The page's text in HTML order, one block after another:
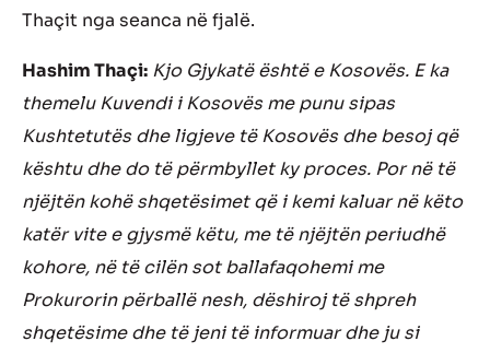
Thaçit nga seanca në fjalë.
Hashim Thaçi: Kjo Gjykatë është e Kosovës. E ka
themelu Kuvendi i Kosovës me punu sipas
Kushtetutës dhe ligjeve të Kosovës dhe besoj që
kështu dhe do të përmbyllet ky proces. Por në të
njëjtën kohë shqetësimet që i kemi kaluar në këto
katër vite e gjysmë këtu, me të njëjtën periudhë
kohore, në të cilën sot ballafaqohemi me
Prokurorin përballë nesh, dëshiroj të shpreh
shqetësime dhe të jeni të informuar dhe ju si